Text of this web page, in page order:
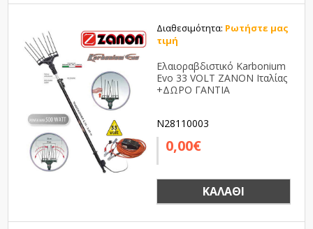
Διαθεσιμότητα: Ρωτήστε μας
τιμή
Ελαιοραβδιστικό Karbonium
Evo 33 VOLT ZANON Ιταλίας
+ΔΩΡΟ ΓΑΝΤΙΑ
N28110003
0,00€
ΚΑΛΆΘΙ